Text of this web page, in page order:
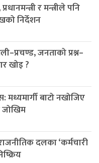
र मन्त्रीले पनि
निर्देशन
जनताको प्रश्न–
खोइ ?
बाटो नखोजिए
दलका ‘कर्मचारी